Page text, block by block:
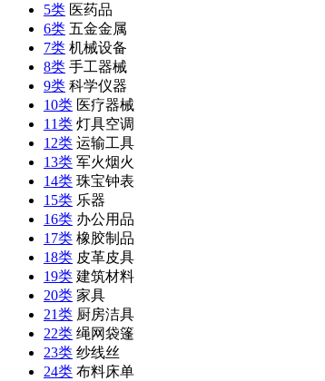
5类 医药品
6类 五金金属
7类 机械设备
8类 手工器械
9类 科学仪器
10类 医疗器械
11类 灯具空调
12类 运输工具
13类 军火烟火
14类 珠宝钟表
15类 乐器
16类 办公用品
17类 橡胶制品
18类 皮革皮具
19类 建筑材料
20类 家具
21类 厨房洁具
22类 绳网袋篷
23类 纱线丝
24类 布料床单